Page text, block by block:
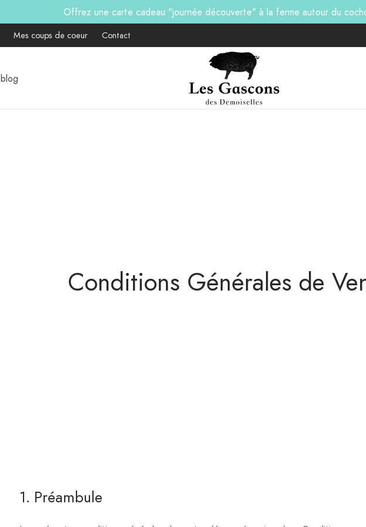
Offrez une carte cadeau "journée découverte" à la ferme autour du
Mes coups de coeur Contact
blog
Conditions Générales de
1. Préambule